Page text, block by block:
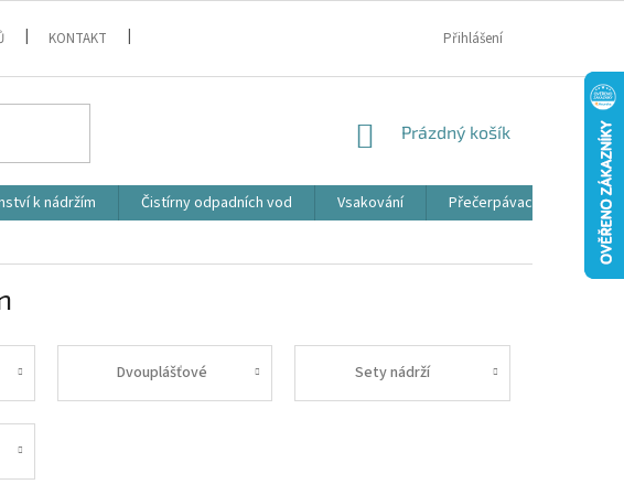
KONTAKT Přihlášení
NÁKUPNÍ
Prázdný košík
k nádržím Čistírny odpadních vod Vsakování Přečerpávací jímky
Dvouplášťové Sety nádrží